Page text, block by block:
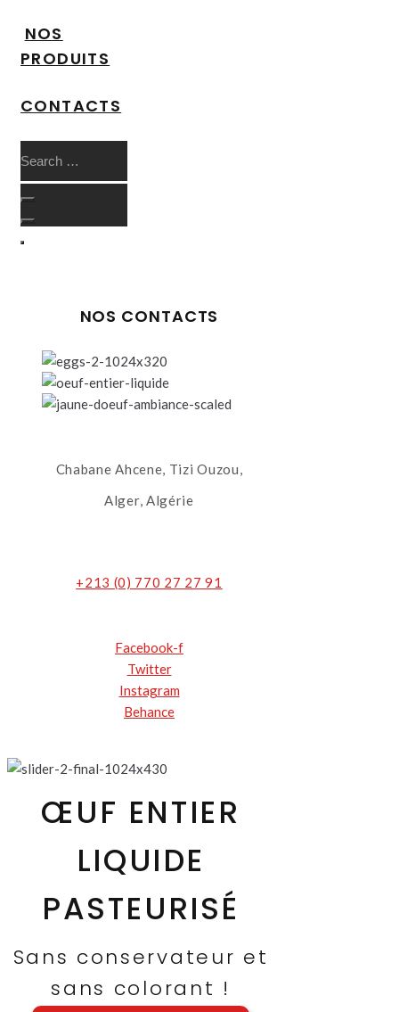
NOS
PRODUITS
CONTACTS
NOS CONTACTS
Chabane Ahcene, Tizi Ouzou,
Alger, Algérie
+213 (0) 770 27 27 91
Facebook-f
Twitter
Instagram
Behance
ŒUF ENTIER
LIQUIDE
PASTEURISÉ
Sans conservateur et
sans colorant !